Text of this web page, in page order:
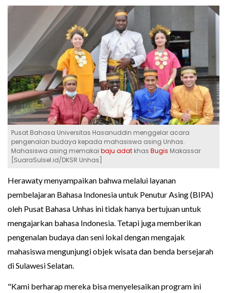
Pusat Bahasa Universitas Hasanuddin menggelar acara
pengenalan budaya kepada mahasiswa asing Unhas.
Mahasiswa asing memakai baju adat khas Bugis Makassar
[SuaraSulsel.id/DKSR Unhas]
Herawaty menyampaikan bahwa melalui layanan
pembelajaran Bahasa Indonesia untuk Penutur Asing (BIPA)
oleh Pusat Bahasa Unhas ini tidak hanya bertujuan untuk
mengajarkan bahasa Indonesia. Tetapi juga memberikan
pengenalan budaya dan seni lokal dengan mengajak
mahasiswa mengunjungi objek wisata dan benda bersejarah
di Sulawesi Selatan.
"Kami berharap mereka bisa menyelesaikan program ini